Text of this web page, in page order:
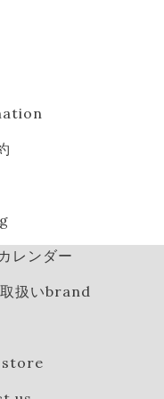
レンダー
取扱いbrand